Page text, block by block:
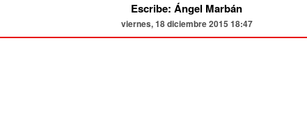
Escribe: Ángel Marbán
viernes, 18 diciembre 2015 18:47